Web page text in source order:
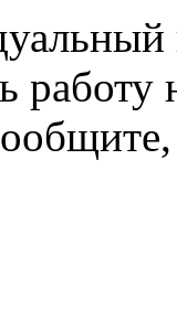
работу